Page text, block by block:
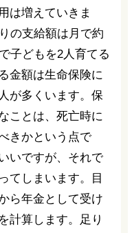
は増えていきま
の支給額は月で約
子どもを2人育てる
金額は生命保険に
が多くいます。保
ことは、死亡時に
きかという点で
いですが、それで
てしまいます。目
ら年金として受け
計算します。足り